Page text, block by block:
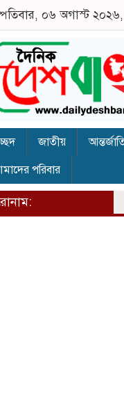
০৬ অগাস্ট
জাতীয়
পরিবার